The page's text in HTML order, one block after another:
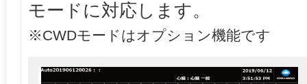
モードに対応します。
※CWDモードはオプション機能です